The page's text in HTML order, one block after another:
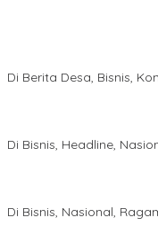
Di Berita Desa, Bisnis,
Di Bisnis, Headline,
Di Bisnis, Nasional,